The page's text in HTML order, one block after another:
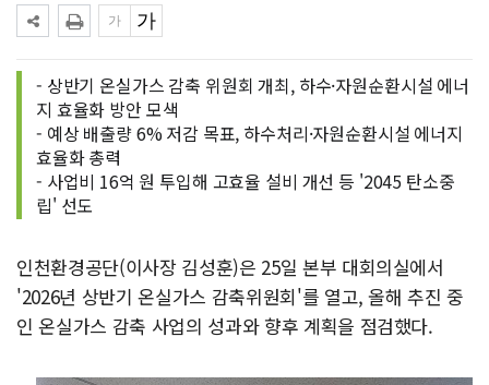
- 상반기 온실가스 감축 위원회 개최, 하수·자원순환시설 에너
지 효율화 방안 모색
- 예상 배출량 6% 저감 목표, 하수처리·자원순환시설 에너지
효율화 총력
- 사업비 16억 원 투입해 고효율 설비 개선 등 '2045 탄소중
립' 선도
인천환경공단(이사장 김성훈)은 25일 본부 대회의실에서
'2026년 상반기 온실가스 감축위원회'를 열고, 올해 추진 중
인 온실가스 감축 사업의 성과와 향후 계획을 점검했다.